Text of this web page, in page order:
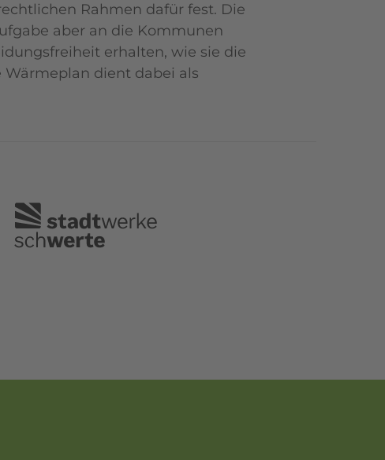
Rahmen dafür fest. Die
aber an die Kommunen
erhalten, wie sie die
dient dabei als